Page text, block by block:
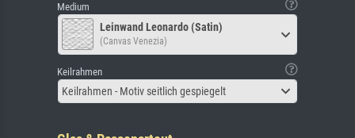
Medium
Leinwand Leonardo (Satin)
(Canvas Venezia)
Keilrahmen
Keilrahmen - Motiv seitlich gespiegelt